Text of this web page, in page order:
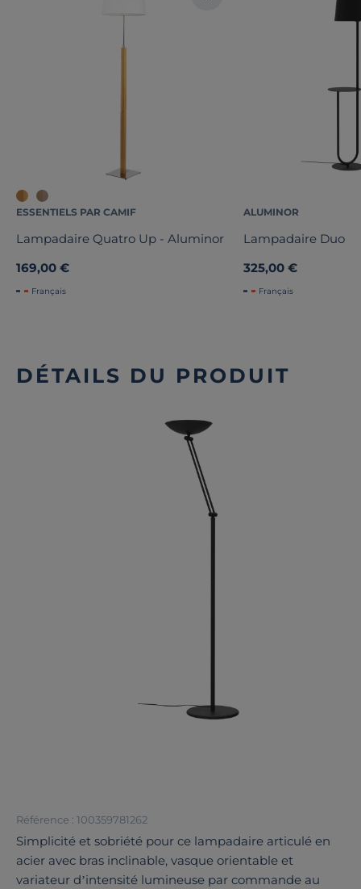
ESSENTIELS PAR CAMIF
Lampadaire Quatro Up - Aluminor
169,00 €
Français
ALUMINOR
Lampadaire Duo
325,00 €
Français
DÉTAILS DU PRODUIT
Référence : 100359781262
Simplicité et sobriété pour ce lampadaire articulé en
acier avec bras inclinable, vasque orientable et
variateur d’intensité lumineuse par commande au